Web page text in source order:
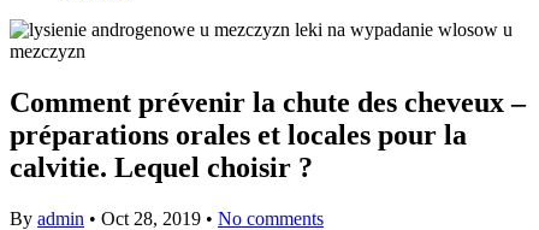
Comment prévenir la chute des cheveux –
préparations orales et locales pour la
calvitie. Lequel choisir ?
By admin • Oct 28, 2019 • No comments